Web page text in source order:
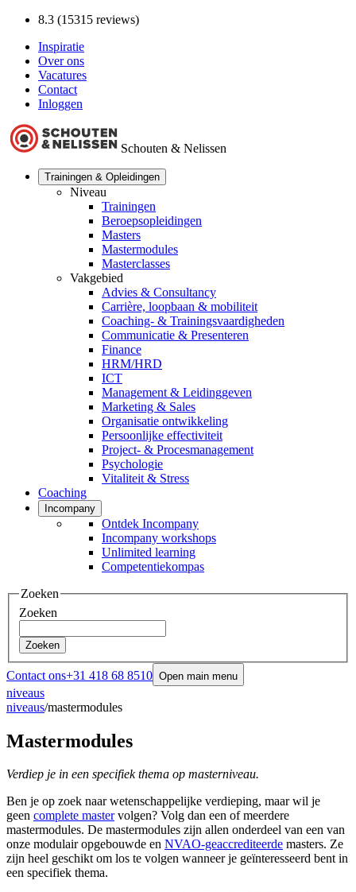
8.3 (15315 reviews)
Inspiratie
Over ons
Vacatures
Contact
Inloggen
Schouten & Nelissen
Trainingen & Opleidingen
Niveau
Trainingen
Beroepsopleidingen
Masters
Mastermodules
Masterclasses
Vakgebied
Advies & Consultancy
Carrière, loopbaan & mobiliteit
Coaching- & Trainingsvaardigheden
Communicatie & Presenteren
Finance
HRM/HRD
ICT
Management & Leidinggeven
Marketing & Sales
Organisatie ontwikkeling
Persoonlijke effectiviteit
Project- & Procesmanagement
Psychologie
Vitaliteit & Stress
Coaching
Incompany
Ontdek Incompany
Incompany workshops
Unlimited learning
Competentiekompas
Zoeken
Zoeken
Zoeken
Contact ons+31 418 68 8510 Open main menu
niveaus
niveaus/mastermodules
Mastermodules
Verdiep je in een specifiek thema op masterniveau.
Ben je op zoek naar wetenschappelijke verdieping, maar wil je
geen complete mastervolgen? Volg dan een of meerdere
mastermodules. De mastermodules zijn allen onderdeel van een van
onze modulair opgebouwde en NVAO-geaccrediteerde masters. Ze
zijn heel geschikt om los te volgen wanneer je geïnteresseerd bent in
een specifiek thema.